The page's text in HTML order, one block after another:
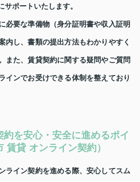
サポートいたします。
必要な準備物（身分証明書や収入証明
内し、書類の提出方法もわかりやすく
また、賃貸契約に関する疑問やご質問
インでお受けできる体制を整えており
約を安心・安全に進めるポイ
賃貸 オンライン契約）
ライン契約を進める際、安心してスム